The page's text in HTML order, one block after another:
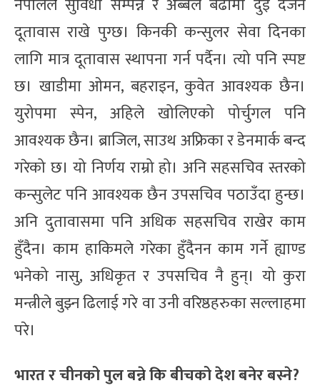
दूतावास राखे पुग्छ। किनकी कन्सुलर सेवा दिनका
लागि मात्र दूतावास स्थापना गर्न पर्दैन। त्यो पनि स्पष्ट
छ। खाडीमा ओमन, बहराइन, कुवेत आवश्यक छैन।
युरोपमा स्पेन, अहिले खोलिएको पोर्चुगल पनि
आवश्यक छैन। ब्राजिल, साउथ अफ्रिका र डेनमार्क बन्द
गरेको छ। यो निर्णय राम्रो हो। अनि सहसचिव स्तरको
कन्सुलेट पनि आवश्यक छैन उपसचिव पठाउँदा हुन्छ।
अनि दुतावासमा पनि अधिक सहसचिव राखेर काम
हुँदैन। काम हाकिमले गरेका हुँदैनन काम गर्ने ह्याण्ड
भनेको नासु, अधिकृत र उपसचिव नै हुन्। यो कुरा
मन्त्रीले बुझ्न ढिलाई गरे वा उनी वरिष्ठहरुका सल्लाहमा
परे।
भारत र चीनको पुल बन्ने कि बीचको देश बनेर बस्ने?